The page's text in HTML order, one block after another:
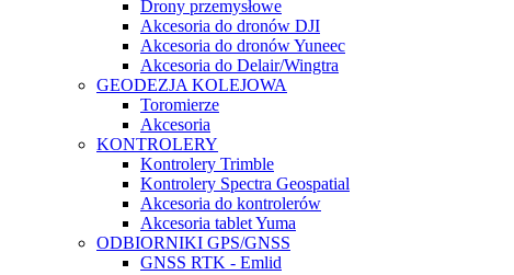
Drony przemysłowe
Akcesoria do dronów DJI
Akcesoria do dronów Yuneec
Akcesoria do Delair/Wingtra
GEODEZJA KOLEJOWA
Toromierze
Akcesoria
KONTROLERY
Kontrolery Trimble
Kontrolery Spectra Geospatial
Akcesoria do kontrolerów
Akcesoria tablet Yuma
ODBIORNIKI GPS/GNSS
GNSS RTK - Emlid